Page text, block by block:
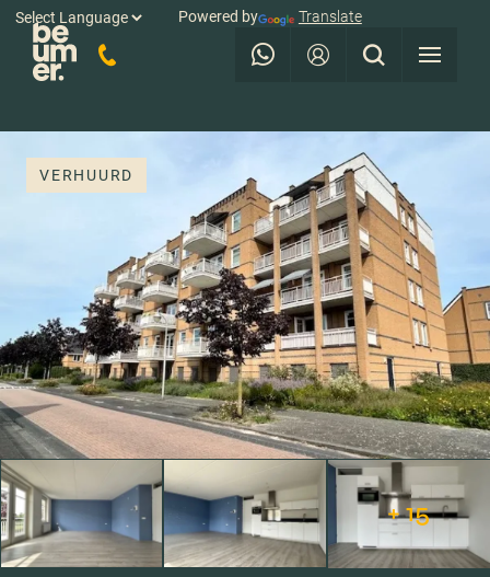
Powered by Translate
VERHUURD
+ 15